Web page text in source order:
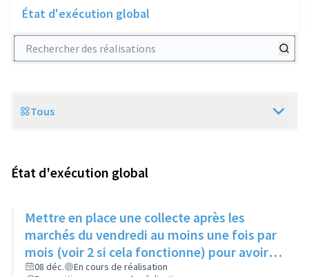
État d'exécution global
Rechercher des réalisations
Scope
Tous
État d'exécution global
Mettre en place une collecte après les
marchés du vendredi au moins une fois par
mois (voir 2 si cela fonctionne) pour avoir
des produits frais pour l'Epice'Rill
08 déc.
En cours de réalisation